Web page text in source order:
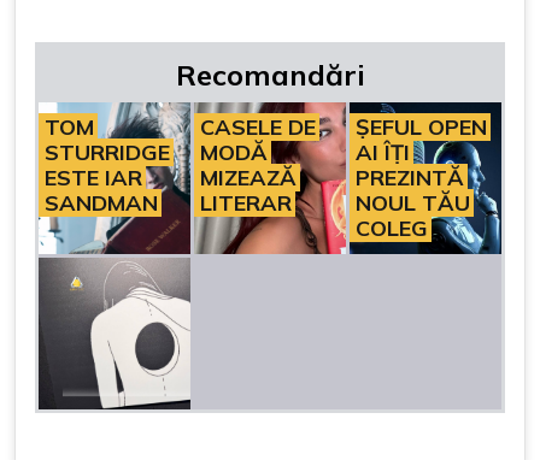
Recomandări
TOM
STURRIDGE
ESTE IAR
SANDMAN
CASELE DE
MODĂ
MIZEAZĂ
LITERAR
ȘEFUL OPEN
AI ÎȚI
PREZINTĂ
NOUL TĂU
COLEG